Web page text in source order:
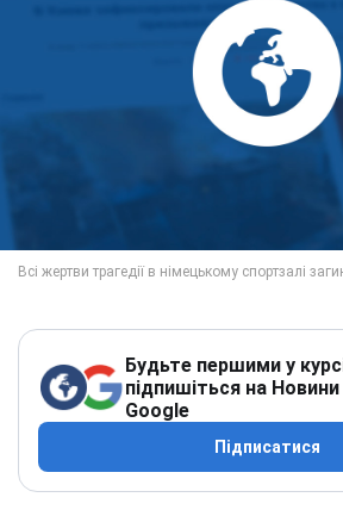
Будьте першими у
підпишіться на
Google
Підписатися